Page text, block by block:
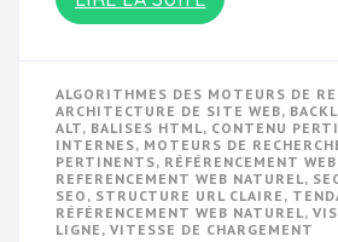
ALGORITHMES DES MOTEURS DE
ARCHITECTURE DE SITE WEB,
ALT, BALISES HTML, CONTENU
INTERNES, MOTEURS DE
PERTINENTS, RÉFÉRENCEMENT
REFERENCEMENT WEB NATUREL,
SEO , STRUCTURE URL CLAIRE ,
RÉFÉRENCEMENT WEB NATUREL,
LIGNE , VITESSE DE CHARGEMENT